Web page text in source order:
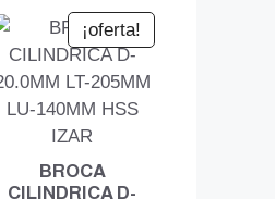
¡oferta!
BROCA
CILINDRICA D-